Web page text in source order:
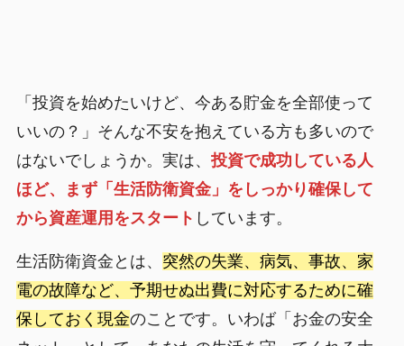
「投資を始めたいけど、今ある貯金を全部使って
いいの？」そんな不安を抱えている方も多いので
はないでしょうか。実は、 投資で成功している人
ほど、まず「生活防衛資金」をしっかり確保して
から資産運用をスタート しています。
生活防衛資金とは、 突然の失業、病気、事故、家
電の故障など、予期せぬ出費に対応するために確
保しておく現金のことです。いわば「お金の安全